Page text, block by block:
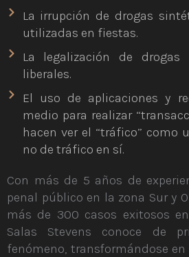
La irrupción de drogas
utilizadas en fiestas.
La legalización de drogas
liberales.
El uso de aplicaciones y
medio para realizar
hacen ver el “tráfico” como
no de tráfico en sí.
Con más de 5 años de
penal público en la zona Sur y
más de 300 casos exitosos
Salas Stevens conoce de
fenómeno, transformándose